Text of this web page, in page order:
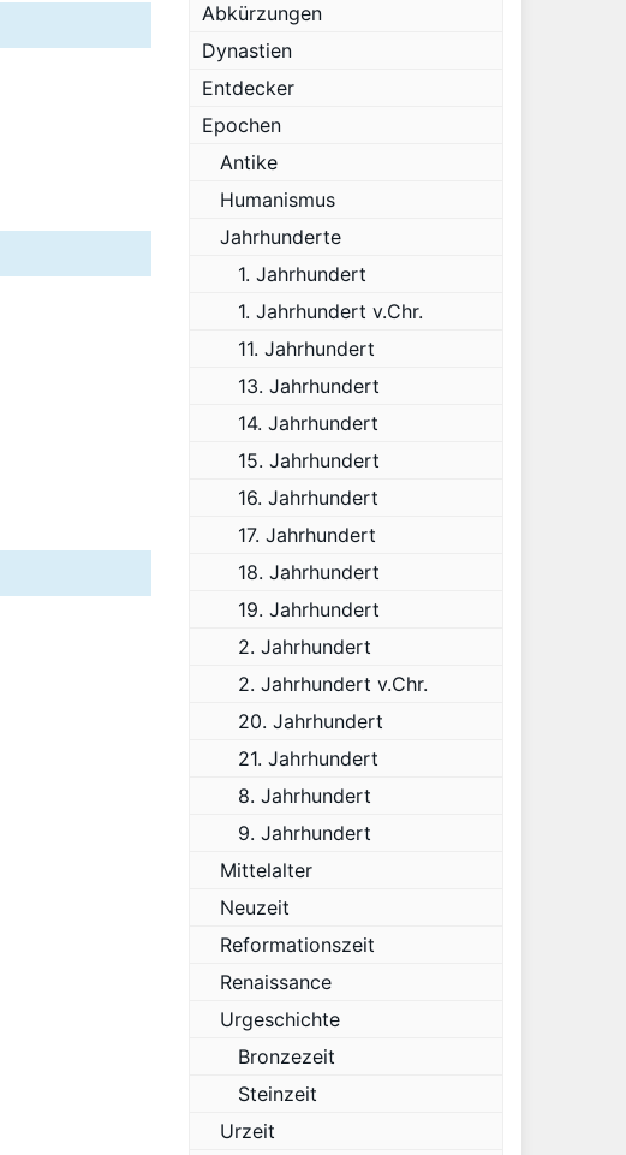
Abkürzungen
Dynastien
Entdecker
Epochen
Antike
Humanismus
Jahrhunderte
1. Jahrhundert
1. Jahrhundert v.Chr.
11. Jahrhundert
13. Jahrhundert
14. Jahrhundert
15. Jahrhundert
16. Jahrhundert
17. Jahrhundert
18. Jahrhundert
19. Jahrhundert
2. Jahrhundert
2. Jahrhundert v.Chr.
20. Jahrhundert
21. Jahrhundert
8. Jahrhundert
9. Jahrhundert
Mittelalter
Neuzeit
Reformationszeit
Renaissance
Urgeschichte
Bronzezeit
Steinzeit
Urzeit